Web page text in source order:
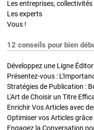
Les entreprises,
Les experts
Vous !
12 conseils pour bien
Développez une Ligne
Présentez-vous :
L'Art de Choisir un Titre
Optimiser vos Articles
Engagez la Conversation